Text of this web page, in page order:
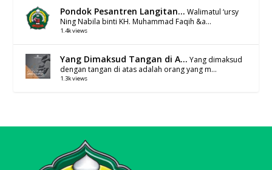
Pondok Pesantren Langitan... Walimatul ‘ursy
Ning Nabila binti KH. Muhammad Faqih &a...
1.4k views
Yang Dimaksud Tangan di A... Yang dimaksud
dengan tangan di atas adalah orang yang m...
1.3k views